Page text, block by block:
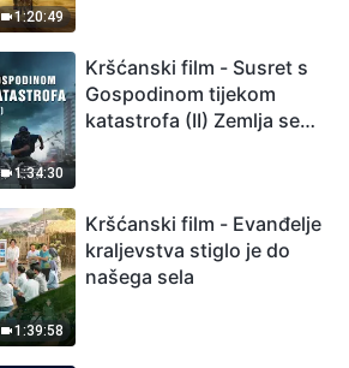
1:20:49
1:34:30
Kršćanski film - Susret s
Gospodinom tijekom
katastrofa (II) Zemlja se
1:39:58
Kršćanski film - Evanđelje
kraljevstva stiglo je do
našega sela